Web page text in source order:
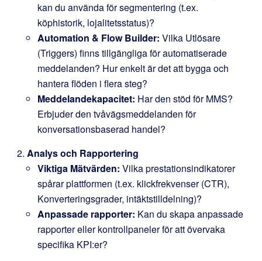
kan du använda för segmentering (t.ex.
köphistorik, lojalitetsstatus)?
Automation & Flow Builder: Vilka Utlösare
(Triggers) finns tillgängliga för automatiserade
meddelanden? Hur enkelt är det att bygga och
hantera flöden i flera steg?
Meddelandekapacitet: Har den stöd för MMS?
Erbjuder den tvåvägsmeddelanden för
konversationsbaserad handel?
Analys och Rapportering
Viktiga Mätvärden: Vilka prestationsindikatorer
spårar plattformen (t.ex. klickfrekvenser (CTR),
Konverteringsgrader, intäktstilldelning)?
Anpassade rapporter: Kan du skapa anpassade
rapporter eller kontrollpaneler för att övervaka
specifika KPI:er?